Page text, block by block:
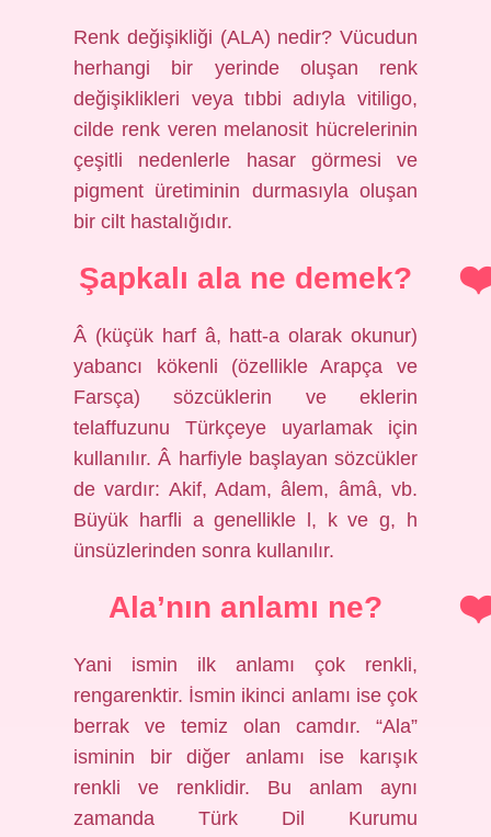
Renk değişikliği (ALA) nedir? Vücudun
herhangi bir yerinde oluşan renk
değişiklikleri veya tıbbi adıyla vitiligo,
cilde renk veren melanosit hücrelerinin
çeşitli nedenlerle hasar görmesi ve
pigment üretiminin durmasıyla oluşan
bir cilt hastalığıdır.
Şapkalı ala ne demek?
Â (küçük harf â, hatt-a olarak okunur)
yabancı kökenli (özellikle Arapça ve
Farsça) sözcüklerin ve eklerin
telaffuzunu Türkçeye uyarlamak için
kullanılır. Â harfiyle başlayan sözcükler
de vardır: Akif, Adam, âlem, âmâ, vb.
Büyük harfli a genellikle l, k ve g, h
ünsüzlerinden sonra kullanılır.
Ala’nın anlamı ne?
Yani ismin ilk anlamı çok renkli,
rengarenktir. İsmin ikinci anlamı ise çok
berrak ve temiz olan camdır. “Ala”
isminin bir diğer anlamı ise karışık
renkli ve renklidir. Bu anlam aynı
zamanda Türk Dil Kurumu